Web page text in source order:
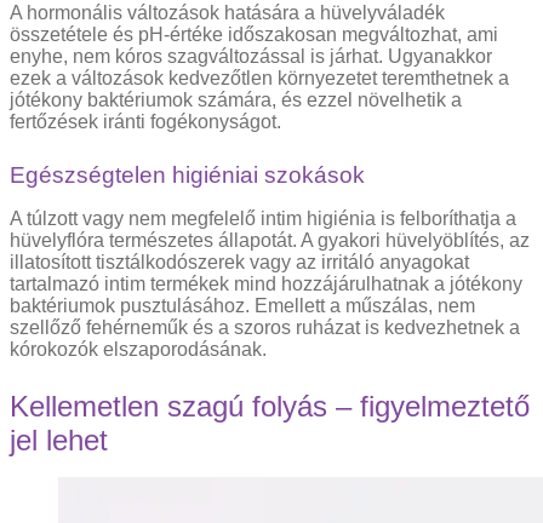
A hormonális változások hatására a hüvelyváladék
összetétele és pH-értéke időszakosan megváltozhat, ami
enyhe, nem kóros szagváltozással is járhat. Ugyanakkor
ezek a változások kedvezőtlen környezetet teremthetnek a
jótékony baktériumok számára, és ezzel növelhetik a
fertőzések iránti fogékonyságot.
Egészségtelen higiéniai szokások
A túlzott vagy nem megfelelő intim higiénia is felboríthatja a
hüvelyflóra természetes állapotát. A gyakori hüvelyöblítés, az
illatosított tisztálkodószerek vagy az irritáló anyagokat
tartalmazó intim termékek mind hozzájárulhatnak a jótékony
baktériumok pusztulásához. Emellett a műszálas, nem
szellőző fehérneműk és a szoros ruházat is kedvezhetnek a
kórokozók elszaporodásának.
Kellemetlen szagú folyás – figyelmeztető
jel lehet